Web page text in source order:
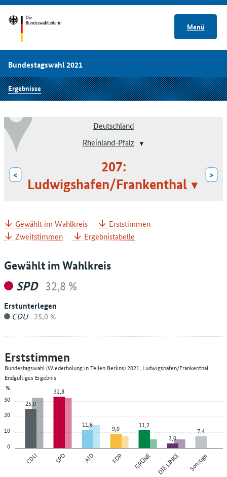
Menü
Bundestagswahl 2021
Ergebnisse
Deutschland
Rheinland-Pfalz
<
207:
Ludwigshafen/Frankenthal
>
Gewählt im Wahlkreis
Erststimmen
Zweitstimmen
Ergebnistabelle
Gewählt im Wahlkreis
SPD 32,8 %
Erstunterlegen
CDU 25,0 %
0
10
20
30
%
CDU SPD AfD FDP GRÜNE DIE LINKE Sonstige
25,0
32,8
11,6 9,0
11,2
3,0
7,4
Erststimmen
Bundestagswahl (Wiederholung in Teilen Berlins) 2021, Ludwigshafen/Frankenthal
Endgültiges Ergebnis